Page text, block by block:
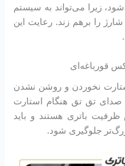
زیرا می‌تواند به سیستم
را برهم زند. رعایت این
قورباغه‌ای
نخوردن و روشن نشدن
تق تق هنگام استارت
باتری هستند و باید
جلوگیری شود.